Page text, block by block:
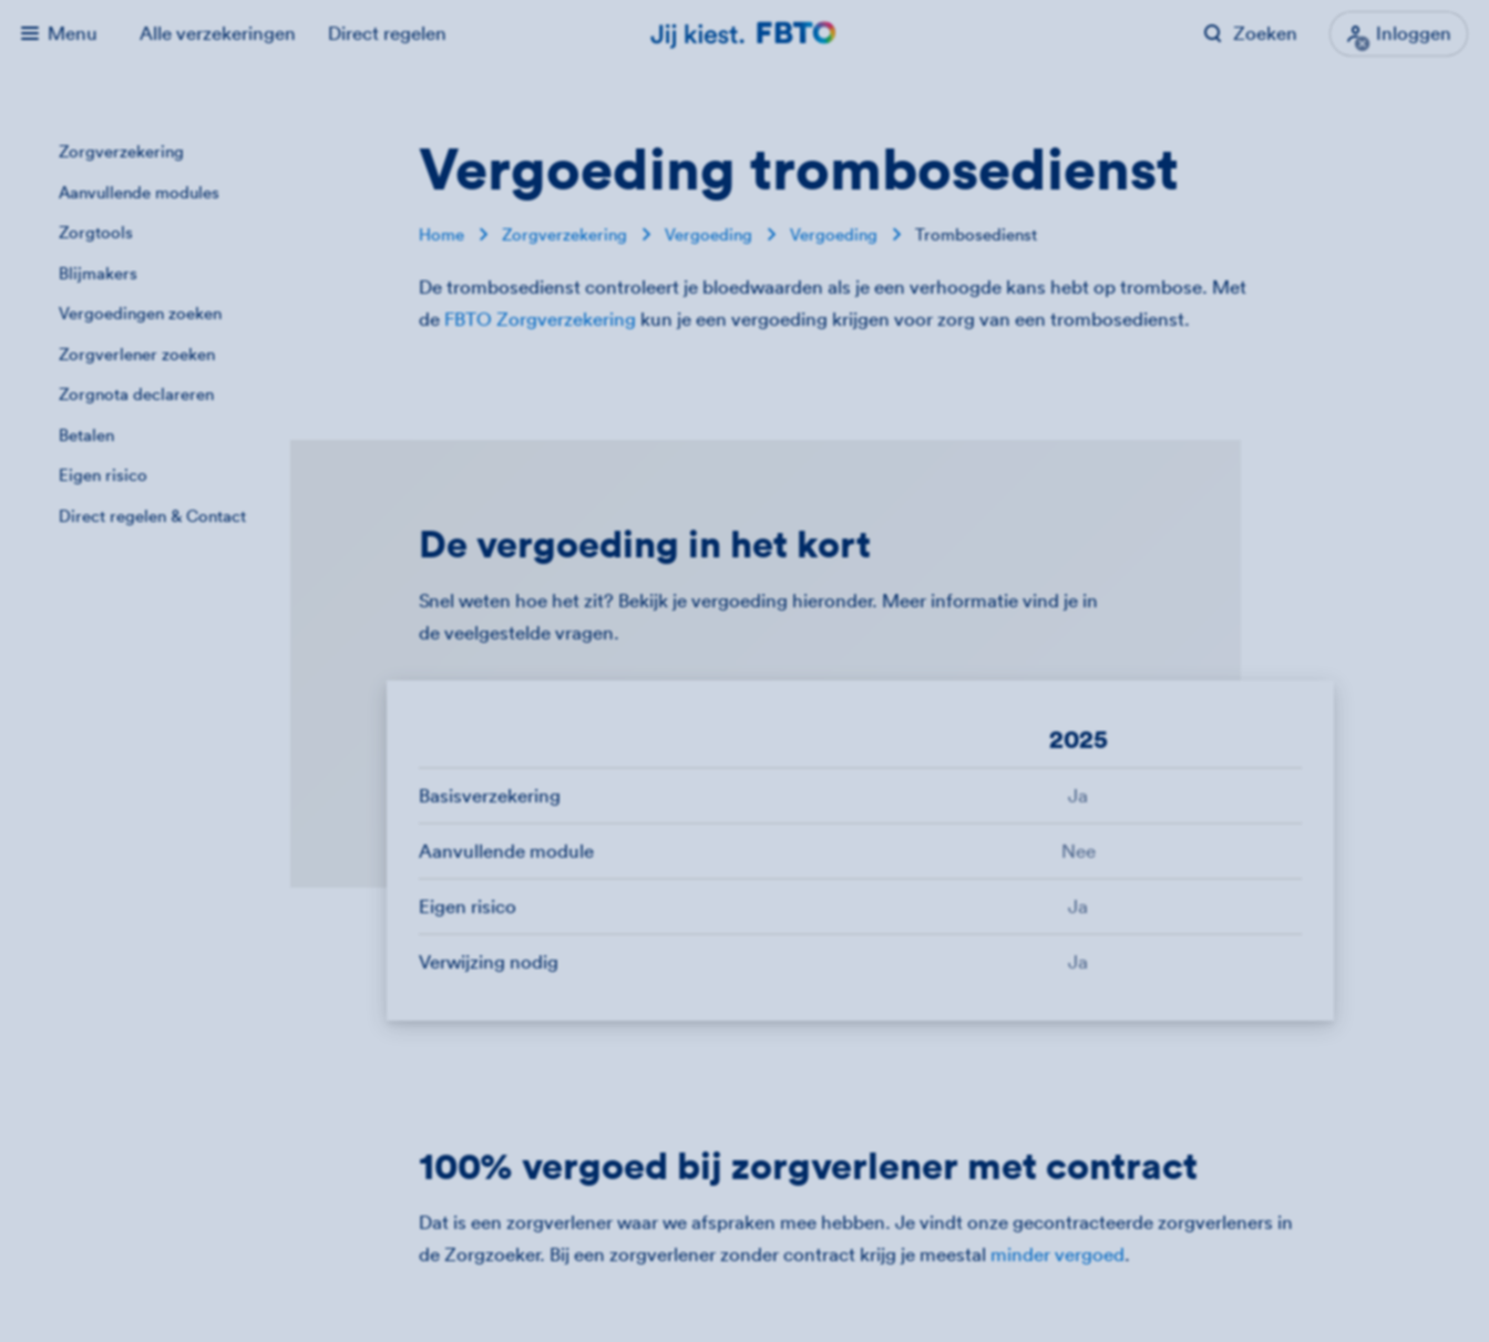
Menu Alle verzekeringen Direct regelen Zoeken Inloggen
Zorgverzekering
Aanvullende modules
Zorgtools
Blijmakers
Vergoedingen zoeken
Zorgverlener zoeken
Zorgnota declareren
Betalen
Eigen risico
Direct regelen & Contact
Vergoeding trombose­dienst
Home Zorgverzekering Vergoeding Vergoeding Trombosedienst
De trombosedienst controleert je bloedwaarden als je een verhoogde kans hebt op trombose. Met
deFBTO Zorgverzekeringkun je een vergoeding krijgen voor zorg van een trombosedienst.
De vergoeding in het kort
Snel weten hoe het zit? Bekijk je vergoeding hieronder. Meer informatie vind je in
de veelgestelde vragen.
2025
Basisverzekering Ja
Aanvullende module Nee
Eigen risico Ja
Verwijzing nodig Ja
100% vergoed bij zorgverlener met contract
Dat is een zorgverlener waar we afspraken mee hebben. Je vindt onze gecontracteerde zorgverleners in
de Zorgzoeker. Bij een zorgverlener zonder contract krijg je meestalminder vergoed.